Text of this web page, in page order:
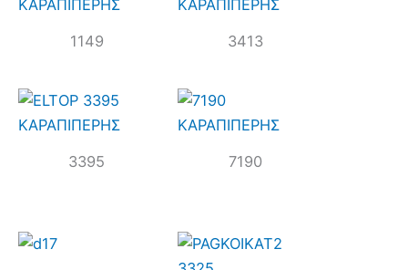
1149 3413
3395 7190